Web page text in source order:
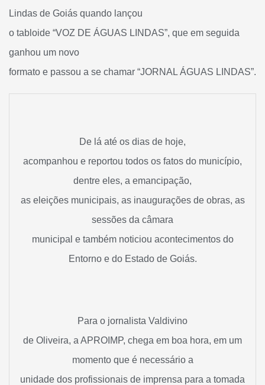
Lindas de Goiás quando lançou
o tabloide “VOZ DE ÁGUAS LINDAS”, que em seguida
ganhou um novo
formato e passou a se chamar “JORNAL ÁGUAS LINDAS”.
De lá até os dias de hoje,
acompanhou e reportou todos os fatos do município,
dentre eles, a emancipação,
as eleições municipais, as inaugurações de obras, as
sessões da câmara
municipal e também noticiou acontecimentos do
Entorno e do Estado de Goiás.
Para o jornalista Valdivino
de Oliveira, a APROIMP, chega em boa hora, em um
momento que é necessário a
unidade dos profissionais de imprensa para a tomada